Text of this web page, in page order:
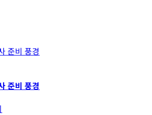
준비 풍경
준비 풍경